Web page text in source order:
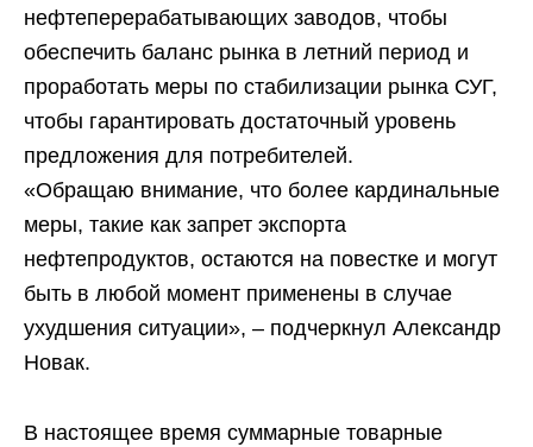
нефтеперерабатывающих заводов, чтобы
обеспечить баланс рынка в летний период и
проработать меры по стабилизации рынка СУГ,
чтобы гарантировать достаточный уровень
предложения для потребителей.
«Обращаю внимание, что более кардинальные
меры, такие как запрет экспорта
нефтепродуктов, остаются на повестке и могут
быть в любой момент применены в случае
ухудшения ситуации», – подчеркнул Александр
Новак.
В настоящее время суммарные товарные